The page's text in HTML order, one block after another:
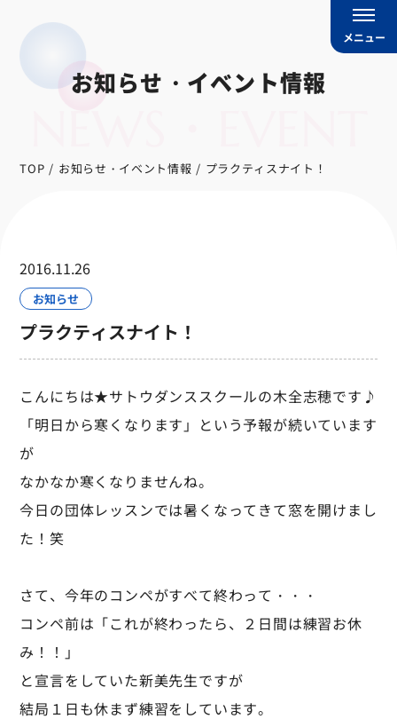
メニュー
お知らせ・イベント情報
TOP お知らせ・イベント情報 プラクティスナイト！
2016.11.26
お知らせ
プラクティスナイト！
こんにちは★サトウダンススクールの木全志穂です♪
「明日から寒くなります」という予報が続いています
が
なかなか寒くなりませんね。
今日の団体レッスンでは暑くなってきて窓を開けまし
た！笑
さて、今年のコンペがすべて終わって・・・
コンペ前は「これが終わったら、２日間は練習お休
み！！」
と宣言をしていた新美先生ですが
結局１日も休まず練習をしています。